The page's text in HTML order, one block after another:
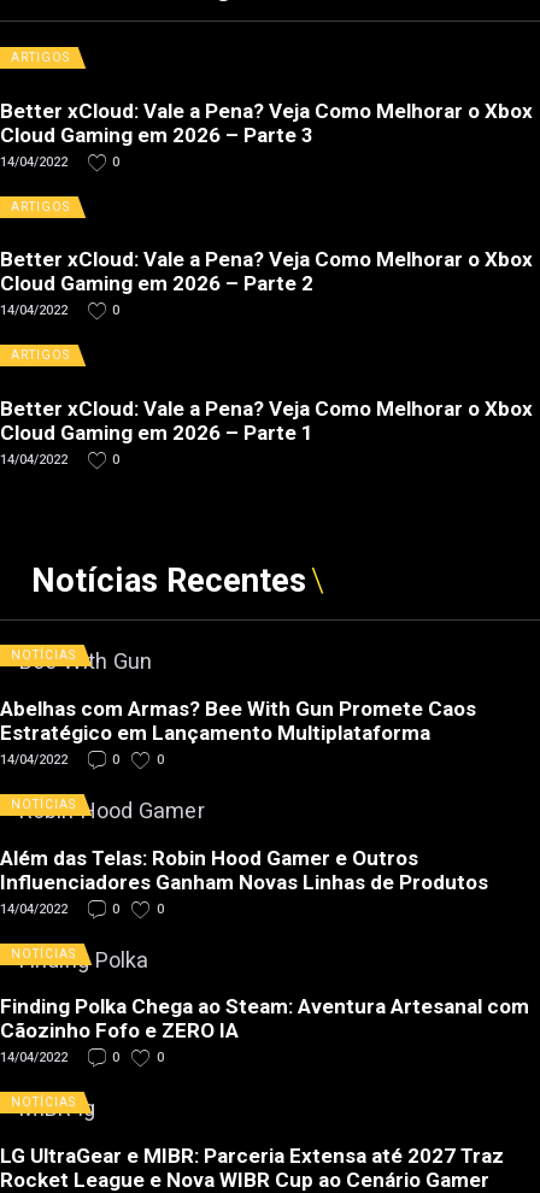
ARTIGOS
Better xCloud: Vale a Pena? Veja Como Melhorar o Xbox
Cloud Gaming em 2026 – Parte 3
14/04/2022 0
ARTIGOS
Better xCloud: Vale a Pena? Veja Como Melhorar o Xbox
Cloud Gaming em 2026 – Parte 2
14/04/2022 0
ARTIGOS
Better xCloud: Vale a Pena? Veja Como Melhorar o Xbox
Cloud Gaming em 2026 – Parte 1
14/04/2022 0
Notícias Recentes
NOTÍCIAS
Abelhas com Armas? Bee With Gun Promete Caos
Estratégico em Lançamento Multiplataforma
14/04/2022 0 0
NOTÍCIAS
Além das Telas: Robin Hood Gamer e Outros
Influenciadores Ganham Novas Linhas de Produtos
14/04/2022 0 0
NOTÍCIAS
Finding Polka Chega ao Steam: Aventura Artesanal com
Cãozinho Fofo e ZERO IA
14/04/2022 0 0
NOTÍCIAS
LG UltraGear e MIBR: Parceria Extensa até 2027 Traz
Rocket League e Nova WIBR Cup ao Cenário Gamer